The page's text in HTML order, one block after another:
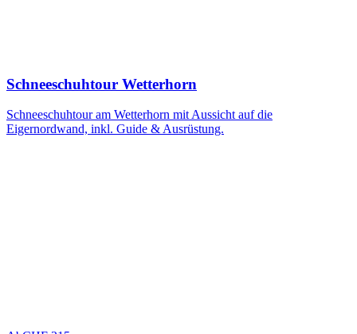
Schneeschuhtour Wetterhorn
Schneeschuhtour am Wetterhorn mit Aussicht auf die
Eigernordwand, inkl. Guide & Ausrüstung.